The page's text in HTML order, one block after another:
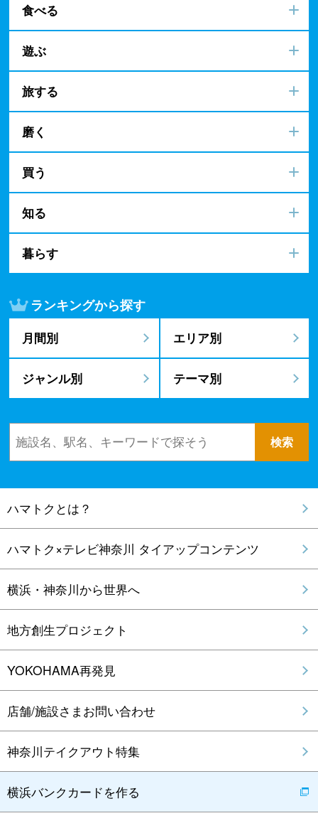
食べる
遊ぶ
旅する
磨く
買う
知る
暮らす
ランキングから探す
月間別 エリア別
ジャンル別 テーマ別
ハマトクとは？
ハマトク×テレビ神奈川 タイアップコンテンツ
横浜・神奈川から世界へ
地方創生プロジェクト
YOKOHAMA再発見
店舗/施設さまお問い合わせ
神奈川テイクアウト特集
横浜バンクカードを作る